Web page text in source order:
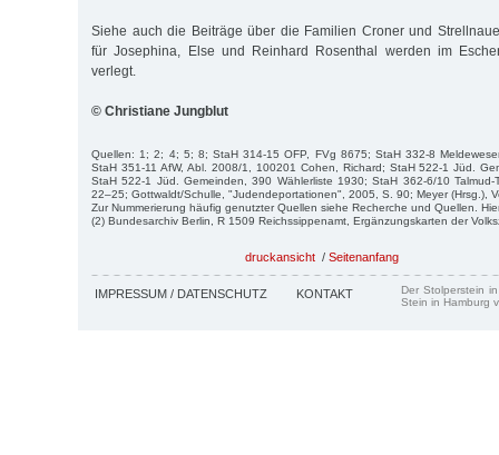
Siehe auch die Beiträge über die Familien Croner und
für Josephina, Else und Reinhard Rosenthal werden im
verlegt.
© Christiane Jungblut
Quellen: 1; 2; 4; 5; 8; StaH 314-15 OFP, FVg 8675; StaH 332-8
StaH 351-11 AfW, Abl. 2008/1, 100201 Cohen, Richard; StaH 522-1 Jüd.
StaH 522-1 Jüd. Gemeinden, 390 Wählerliste 1930; StaH 362-6/10 Talmud-
22–25; Gottwaldt/Schulle, "Judendeportationen", 2005, S. 90; Meyer (Hrsg.),
Zur Nummerierung häufig genutzter Quellen siehe Recherche und Quellen.
(2) Bundesarchiv Berlin, R 1509 Reichssippenamt, Ergänzungskarten der
druckansicht / Seitenanfang
IMPRESSUM / DATENSCHUTZ KONTAKT
Der Stolperstein
Stein in Hamburg